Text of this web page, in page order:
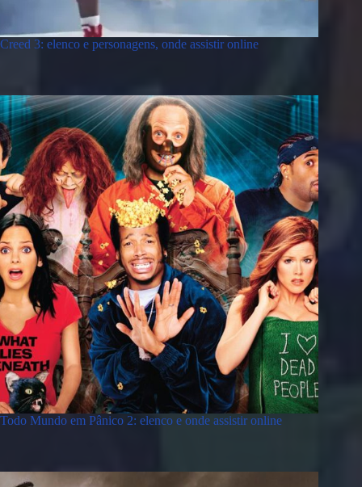
Creed 3: elenco e personagens, onde assistir online
Todo Mundo em Pânico 2: elenco e onde assistir online